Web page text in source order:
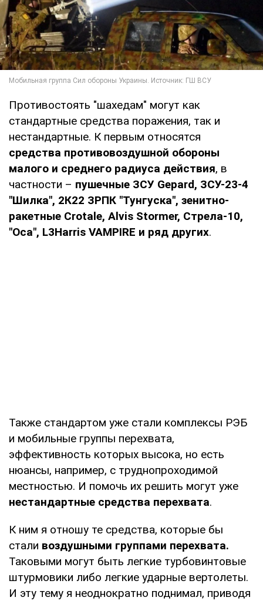
Противостоять "шахедам" могут как
стандартные средства поражения, так и
нестандартные. К первым относятся
средства противовоздушной обороны
малого и среднего радиуса действия, в
частности – пушечные ЗСУ Gepard, ЗСУ-23-4
"Шилка", 2К22 ЗРПК "Тунгуска", зенитно-
ракетные Crotalе, Alvis Stormer, Стрела-10,
"Оса", L3Harris VAMPIRE и ряд других.
Также стандартом уже стали комплексы РЭБ
и мобильные группы перехвата,
эффективность которых высока, но есть
нюансы, например, с труднопроходимой
местностью. И помочь их решить могут уже
нестандартные средства перехвата.
К ним я отношу те средства, которые бы
стали воздушными группами перехвата.
Таковыми могут быть легкие турбовинтовые
штурмовики либо легкие ударные вертолеты.
И эту тему я неоднократно поднимал, приводя